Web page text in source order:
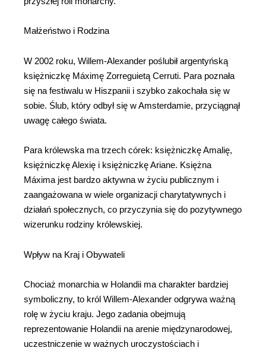
Małżeństwo i Rodzina
W 2002 roku, Willem-Alexander poślubił argentyńską
księżniczkę Máximę Zorreguietą Cerruti. Para poznała
się na festiwalu w Hiszpanii i szybko zakochała się w
sobie. Ślub, który odbył się w Amsterdamie, przyciągnął
uwagę całego świata.
Para królewska ma trzech córek: księżniczkę Amalię,
księżniczkę Alexię i księżniczkę Ariane. Księżna
Máxima jest bardzo aktywna w życiu publicznym i
zaangażowana w wiele organizacji charytatywnych i
działań społecznych, co przyczynia się do pozytywnego
wizerunku rodziny królewskiej.
Wpływ na Kraj i Obywateli
Chociaż monarchia w Holandii ma charakter bardziej
symboliczny, to król Willem-Alexander odgrywa ważną
rolę w życiu kraju. Jego zadania obejmują
reprezentowanie Holandii na arenie międzynarodowej,
uczestniczenie w ważnych uroczystościach i